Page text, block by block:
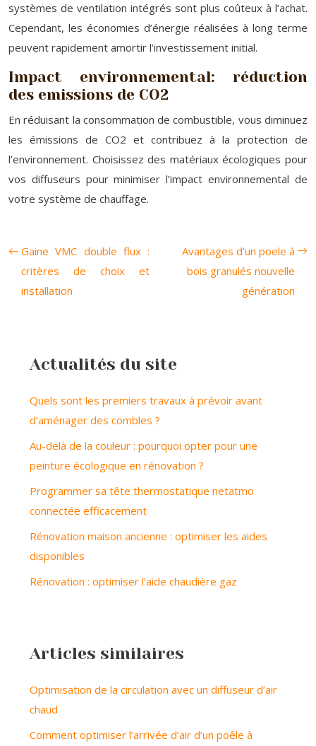
systèmes de ventilation intégrés sont plus coûteux à l’achat.
Cependant, les économies d’énergie réalisées à long terme
peuvent rapidement amortir l’investissement initial.
Impact environnemental: réduction
des emissions de CO2
En réduisant la consommation de combustible, vous diminuez
les émissions de CO2 et contribuez à la protection de
l’environnement. Choisissez des matériaux écologiques pour
vos diffuseurs pour minimiser l’impact environnemental de
votre système de chauffage.
Gaine VMC double flux :
critères de choix et
installation
Avantages d’un poele à
bois granulés nouvelle
génération
Actualités du site
Quels sont les premiers travaux à prévoir avant
d’aménager des combles ?
Au-delà de la couleur : pourquoi opter pour une
peinture écologique en rénovation ?
Programmer sa tête thermostatique netatmo
connectée efficacement
Rénovation maison ancienne : optimiser les aides
disponibles
Rénovation : optimiser l’aide chaudière gaz
Articles similaires
Optimisation de la circulation avec un diffuseur d’air
chaud
Comment optimiser l’arrivée d’air d’un poêle à